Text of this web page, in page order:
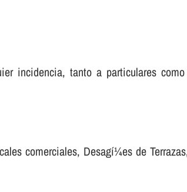
incidencia, tanto a particulares
comerciales, Desagí¼es de